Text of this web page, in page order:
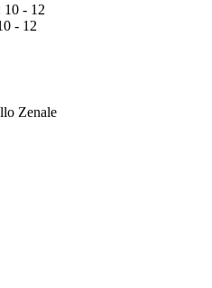
10 - 12
- 12
Zenale